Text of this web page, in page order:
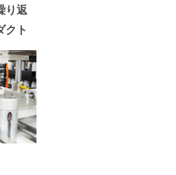
り返
クト